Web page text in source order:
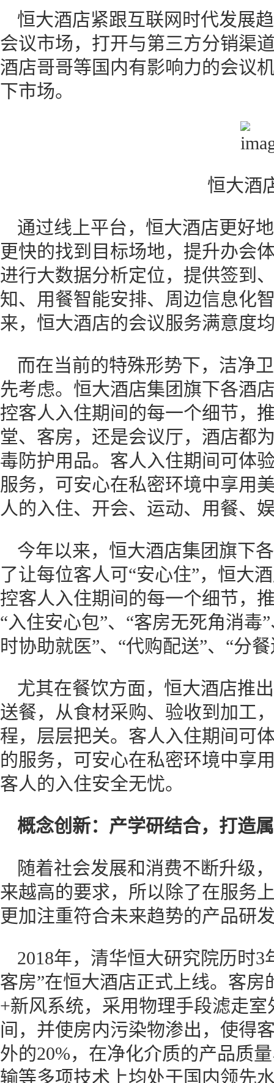
恒大酒店紧跟互联网时代发展
会议市场，打开与第三方分销渠
酒店哥哥等国内有影响力的会议
下市场。
恒大酒
通过线上平台，恒大酒店更好
更快的找到目标场地，提升办会
进行大数据分析定位，提供签到
知、用餐智能安排、周边信息化
来，恒大酒店的会议服务满意度
而在当前的特殊形势下，洁净
先考虑。恒大酒店集团旗下各酒
控客人入住期间的每一个细节，
堂、客房，还是会议厅，酒店都
毒防护用品。客人入住期间可体
服务，可安心在私密环境中享用
人的入住、开会、运动、用餐、
今年以来，恒大酒店集团旗下
了让每位客人可“安心住”，恒大
控客人入住期间的每一个细节，
“入住安心包”、“客房无死角消毒
时协助就医”、“代购配送”、“分
尤其在餐饮方面，恒大酒店推
送餐，从食材采购、验收到加工
程，层层把关。客人入住期间可
的服务，可安心在私密环境中享
客人的入住安全无忧。
概念创新：产学研结合，打造
随着社会发展和消费不断升级
来越高的要求，所以除了在服务
更加注重符合未来趋势的产品研
2018年，清华恒大研究院历时
客房”在恒大酒店正式上线。客
+新风系统，采用物理手段滤走
间，并使房内污染物渗出，使得
外的20%，在净化介质的产品质
输等多项技术上均处于国内领先